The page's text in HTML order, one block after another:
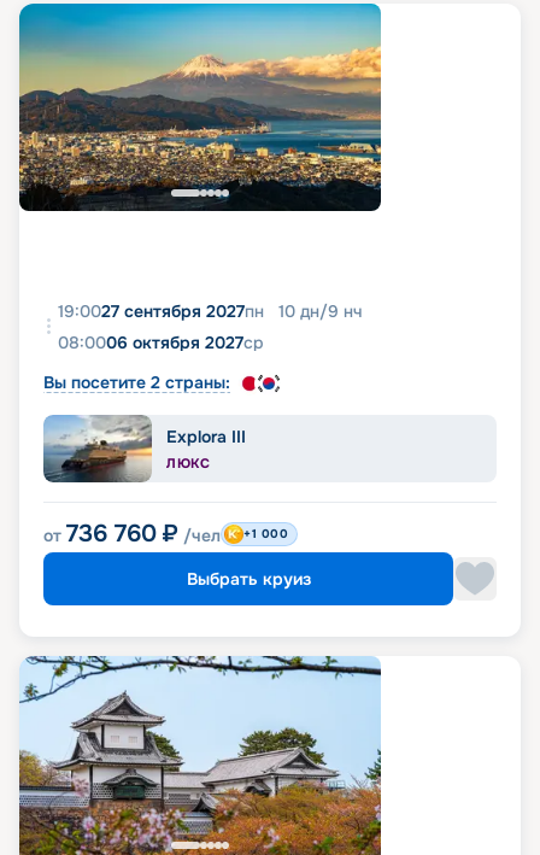
19:0027 сентября 2027пн 10 дн/9 нч
08:0006 октября 2027ср
Вы посетите 2 страны:
Explora III
ЛЮКС
от 736 760 ₽ /чел +1 000
Выбрать круиз